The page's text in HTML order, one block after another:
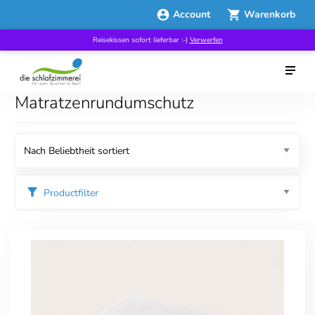
Account Warenkorb
Reisekissen sofort lieferbar :-) Verwerfen
Matratzenrundumschutz
Productfilter